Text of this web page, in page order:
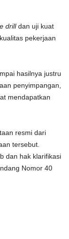
drilldan uji kuat
pekerjaan
hasilnya justru
penyimpangan,
mendapatkan
resmi dari
tersebut.
dan hak klarifikasi
Nomor 40